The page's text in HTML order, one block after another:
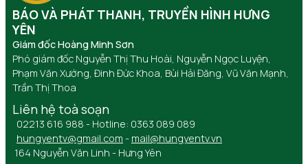
BÁO VÀ PHÁT THANH, TRUYỀN HÌNH HƯNG
YÊN
Giám đốc Hoàng Minh Sơn
Phó giám đốc Nguyễn Thị Thu Hoài, Nguyễn Ngọc Luyện,
Phạm Văn Xướng, Đinh Đức Khoa, Bùi Hải Đăng, Vũ Văn Mạnh,
Trần Thị Thoa
Liên hệ toà soạn
02213 616 988 - Hotline: 0363 089 089
hungyentv@gmail.com - mail@hungyentv.vn
164 Nguyễn Văn Linh - Hưng Yên